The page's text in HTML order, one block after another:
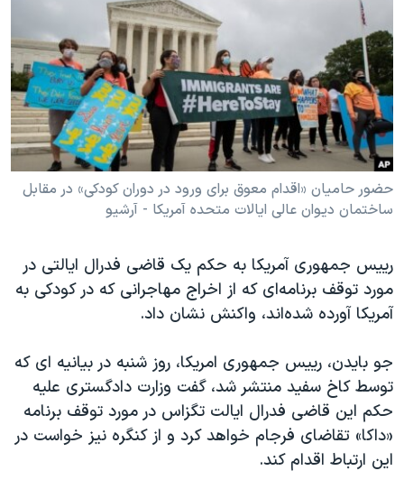
فرهنگ و زندگی
حقوق شهروندی
اقتصادی
علم و فناوری
اسرائیل در جنگ
آرشیو پخش زنده
مستندها
انتخابات ریاست جمهوری آمریکا ۲۰۲۴
حمله جمهوری اسلامی به اسرائیل
رمز مهسا
ورزش زنان در ایران
اعتراضات زن، زندگی، آزادی
مجموعه مستندهای دادخواهی
دادگاه حمید نوری
چهل سال گروگان‌گیری
اعتراضات مردمی آبان ۹۸
اسرائیل در جنگ
نرگس محمدی برنده جایزه نوبل صلح
همایش محافظه‌کاران آمریکا «سی‌پک»
دنبال کنید
زبانهای مختلف
حضور حامیان «اقدام معوق برای ورود در دوران کودکی» در مقابل
ساختمان دیوان عالی ایالات متحده آمریکا - آرشیو
رییس جمهوری آمریکا به حکم یک قاضی فدرال ایالتی در
مورد توقف برنامه‌ای که از اخراج مهاجرانی که در کودکی به
آمریکا آورده شده‌اند، واکنش نشان داد.
جو بایدن، رییس جمهوری امریکا، روز شنبه در بیانیه ای که
توسط کاخ سفید منتشر شد، گفت وزارت دادگستری علیه
حکم این قاضی فدرال ایالت تگزاس در مورد توقف برنامه
«داکا» تقاضای فرجام خواهد کرد و از کنگره نیز خواست در
این ارتباط اقدام کند.